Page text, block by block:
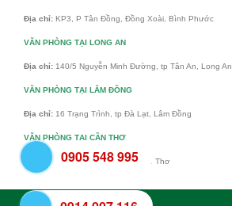
0905 548 995
Địa chỉ: KP3, P Tân Đồng, Đồng Xoài, Bình Phước
VĂN PHÒNG TẠI LONG AN
Địa chỉ: 140/5 Nguyễn Minh Đường, tp Tân An, Long An
VĂN PHÒNG TẠI LÂM ĐỒNG
Địa chỉ: 16 Trạng Trình, tp Đà Lạt, Lâm Đồng
VĂN PHÒNG TẠI CẦN THƠ
Địa chỉ: An Khánh, Ninh Kiều, Cần Thơ